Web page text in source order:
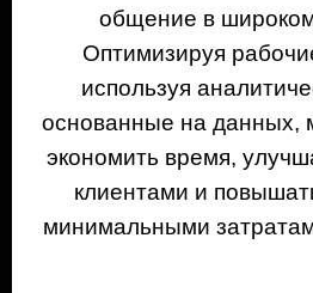
общение в
Оптимизируя
используя
основанные на данных,
экономить время,
клиентами и
минимальными